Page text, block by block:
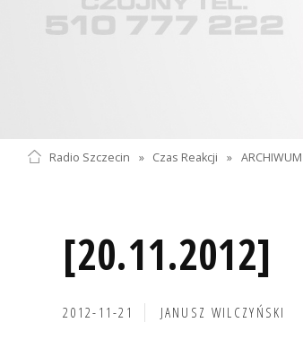
Radio Szczecin » Czas Reakcji »
[20.11.2012]
2012-11-21 JANUSZ WILCZYŃSKI